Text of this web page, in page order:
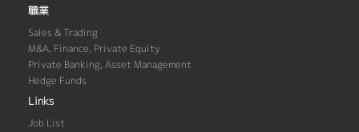
職業
Sales & Trading
M&A, Finance, Private Equity
Private Banking, Asset Management
Hedge Funds
Links
Job List